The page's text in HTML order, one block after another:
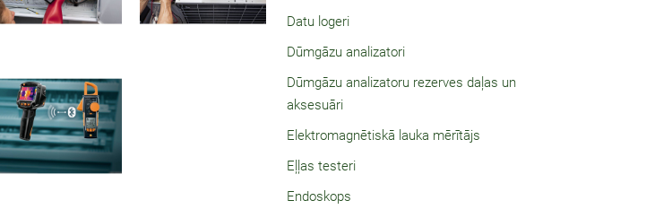
Datu logeri
Dūmgāzu analizatori
Dūmgāzu analizatoru rezerves daļas un
aksesuāri
Elektromagnētiskā lauka mērītājs
Eļļas testeri
Endoskops